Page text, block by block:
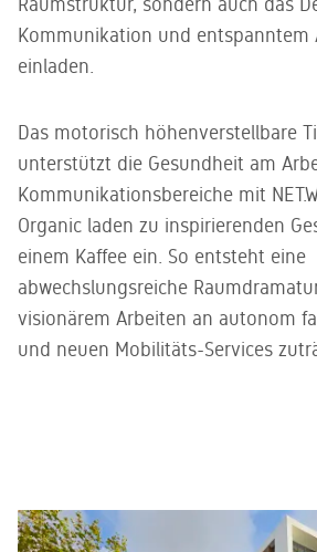
Kommunikation und entspanntem
einladen.
Das motorisch höhenverstellbare
unterstützt die Gesundheit am
Kommunikationsbereiche mit
Organic laden zu inspirierenden
einem Kaffee ein. So entsteht eine
abwechslungsreiche
visionärem Arbeiten an autonom
und neuen Mobilitäts-Services